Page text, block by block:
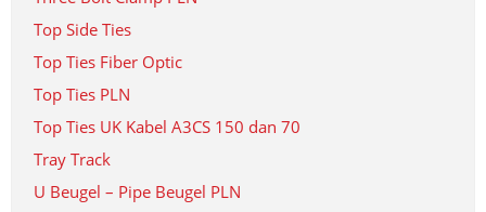
Top Side Ties
Top Ties Fiber Optic
Top Ties PLN
Top Ties UK Kabel A3CS 150 dan 70
Tray Track
U Beugel – Pipe Beugel PLN